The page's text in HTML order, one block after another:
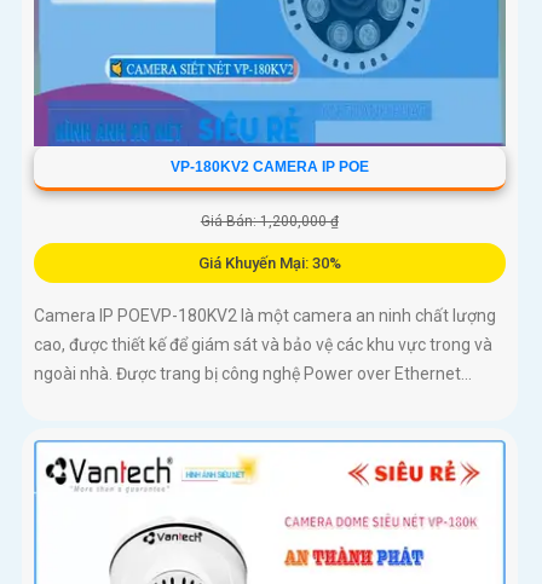
VP-180KV2 CAMERA IP POE
Giá Bán: 1,200,000 ₫
Giá Khuyến Mại: 30%
Camera IP POEVP-180KV2 là một camera an ninh chất lượng
cao, được thiết kế để giám sát và bảo vệ các khu vực trong và
ngoài nhà. Được trang bị công nghệ Power over Ethernet...